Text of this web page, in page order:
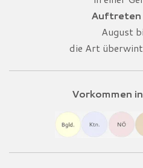
Auftreten
August
die Art
Vorkommen